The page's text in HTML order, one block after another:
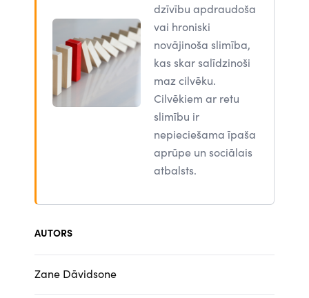
dzīvību apdraudoša
vai hroniski
novājinoša slimība,
kas skar salīdzinoši
maz cilvēku.
Cilvēkiem ar retu
slimību ir
nepieciešama īpaša
aprūpe un sociālais
atbalsts.
AUTORS
Zane Dāvidsone